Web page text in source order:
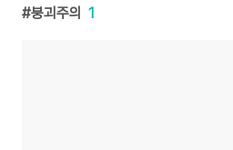
붕괴주의 1